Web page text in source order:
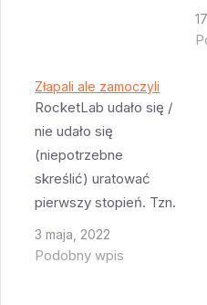
Złapali ale zamoczyli
RocketLab udało się /
nie udało się
(niepotrzebne
skreślić) uratować
pierwszy stopień. Tzn.
helikopter go złapał
ale coś nie do końca
3 maja, 2022
Podobny wpis